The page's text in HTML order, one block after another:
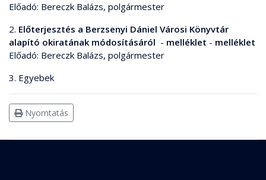
Előadó: Bereczk Balázs, polgármester
2. Előterjesztés a Berzsenyi Dániel Városi Könyvtár
alapító okiratának módosításáról - melléklet - melléklet
Előadó: Bereczk Balázs, polgármester
3. Egyebek
Nyomtatás